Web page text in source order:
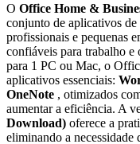
O Office Home &
conjunto de aplicativos
profissionais e pequenas
confiáveis para trabalho
para 1 PC ou Mac, o
aplicativos essenciais:
OneNote , otimizados
aumentar a eficiência. A
Download) oferece a
eliminando a